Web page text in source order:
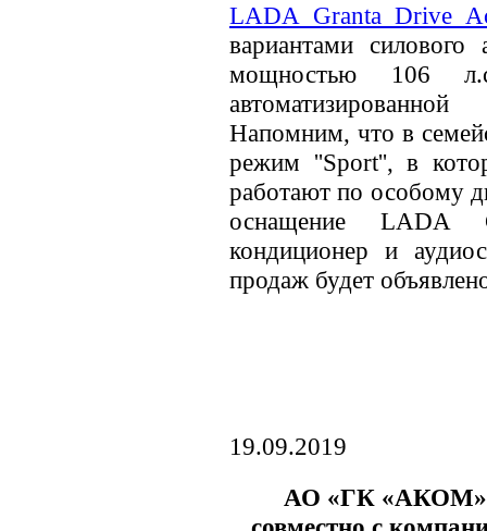
LADA Granta Drive
вариантами силового
мощностью 106
Напомним, что в
режим ''Sport'', в
работают по особому
оснащение LADA
кондиционер и
продаж будет
19.09.2019
АО «ГК «АКОМ»